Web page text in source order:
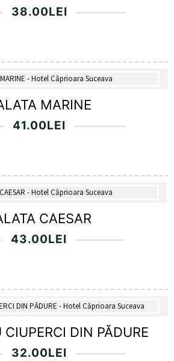
38.00LEI
MARINE
41.00LEI
CAESAR
43.00LEI
CIUPERCI DIN PĂDURE
32.00LEI